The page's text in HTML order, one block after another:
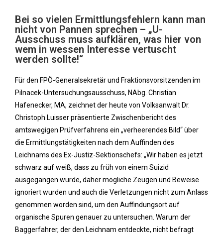
Bei so vielen Ermittlungsfehlern kann man
nicht von Pannen sprechen – „U-
Ausschuss muss aufklären, was hier von
wem in wessen Interesse vertuscht
werden sollte!“
Für den FPÖ-Generalsekretär und Fraktionsvorsitzenden im
Pilnacek-Untersuchungsausschuss, NAbg. Christian
Hafenecker, MA, zeichnet der heute von Volksanwalt Dr.
Christoph Luisser präsentierte Zwischenbericht des
amtswegigen Prüfverfahrens ein „verheerendes Bild“ über
die Ermittlungstätigkeiten nach dem Auffinden des
Leichnams des Ex-Justiz-Sektionschefs: „Wir haben es jetzt
schwarz auf weiß, dass zu früh von einem Suizid
ausgegangen wurde, daher mögliche Zeugen und Beweise
ignoriert wurden und auch die Verletzungen nicht zum Anlass
genommen worden sind, um den Auffindungsort auf
organische Spuren genauer zu untersuchen. Warum der
Baggerfahrer, der den Leichnam entdeckte, nicht befragt